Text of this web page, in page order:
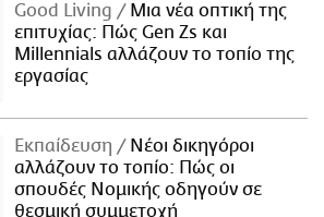
Good Living
Μια νέα οπτική της
επιτυχίας: Πώς Gen Zs και
Millennials αλλάζουν το τοπίο της
εργασίας
Εκπαίδευση
Νέοι δικηγόροι
αλλάζουν το τοπίο: Πώς οι
σπουδές Νομικής οδηγούν σε
θεσμική συμμετοχή